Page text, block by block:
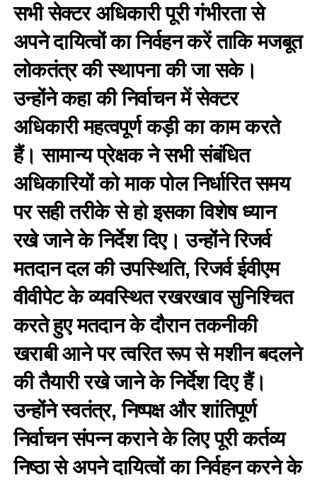
सभी सेक्टर अधिकारी पूरी गंभीरता से
अपने दायित्वों का निर्वहन करें ताकि मजबूत
लोकतंत्र की स्थापना की जा सके।
उन्होंने कहा की निर्वाचन में सेक्टर
अधिकारी महत्वपूर्ण कड़ी का काम करते
हैं। सामान्य प्रेक्षक ने सभी संबंधित
अधिकारियों को माक पोल निर्धारित समय
पर सही तरीके से हो इसका विशेष ध्यान
रखे जाने के निर्देश दिए। उन्होंने रिजर्व
मतदान दल की उपस्थिति, रिजर्व ईवीएम
वीवीपेट के व्यवस्थित रखरखाव सुनिश्चित
करते हुए मतदान के दौरान तकनीकी
खराबी आने पर त्वरित रूप से मशीन बदलने
की तैयारी रखे जाने के निर्देश दिए हैं।
उन्होंने स्वतंत्र, निष्पक्ष और शांतिपूर्ण
निर्वाचन संपन्न कराने के लिए पूरी कर्तव्य
निष्ठा से अपने दायित्वों का निर्वहन करने के